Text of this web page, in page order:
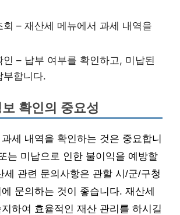
회 – 재산세 메뉴에서 과세 내역을
인 – 납부 여부를 확인하고, 미납된
부합니다.
확인의 중요성
세 내역을 확인하는 것은 중요합니
는 미납으로 인한 불이익을 예방할
세 관련 문의사항은 관할 시/군/구청
문의하는 것이 좋습니다. 재산세
하여 효율적인 재산 관리를 하시길